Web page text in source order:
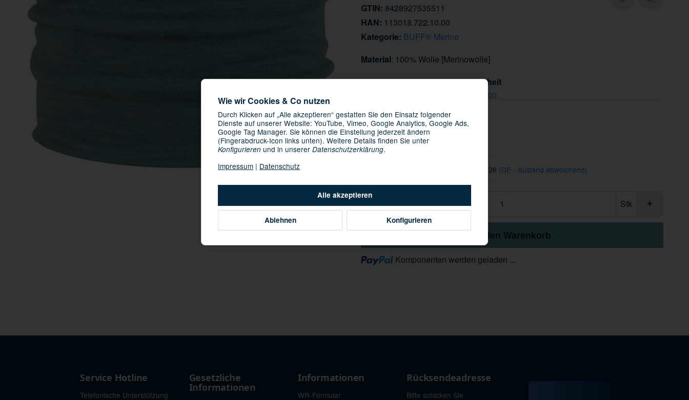
GTIN: 8428927535511
HAN: 113018.722.10.00
Kategorie: BUFF® Merino
Material: 100% Wolle [Merinowolle]
Informationen zur Produktsicherheit
Hersteller/EU Verantwortliche Person
34,95 €
inkl. 19% USt. , zzgl.Versand
Sofort verfügbar
12.08.2026 - 14.08.2026 (DE - Ausland abweichend)
Stk
Loading...Komponenten werden geladen ...
Service Hotline
Telefonische Unterstützung
Gesetzliche
Informationen
Informationen
WR-Formular
Rücksendeadresse
Bitte schicken Sie
Alle akzeptieren
Ablehnen Konfigurieren
Wie wir Cookies & Co nutzen
Durch Klicken auf „Alle akzeptieren“ gestatten Sie den Einsatz folgender
Dienste auf unserer Website: YouTube, Vimeo, Google Analytics, Google Ads,
Google Tag Manager. Sie können die Einstellung jederzeit ändern
(Fingerabdruck-Icon links unten). Weitere Details finden Sie unter
Konfigurieren und in unserer Datenschutzerklärung.
Impressum | Datenschutz